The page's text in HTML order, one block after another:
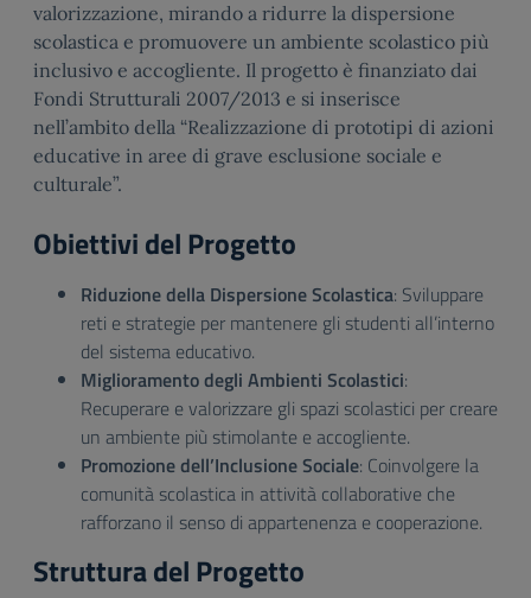
valorizzazione, mirando a ridurre la dispersione
scolastica e promuovere un ambiente scolastico più
inclusivo e accogliente. Il progetto è finanziato dai
Fondi Strutturali 2007/2013 e si inserisce
nell’ambito della “Realizzazione di prototipi di azioni
educative in aree di grave esclusione sociale e
culturale”.
Obiettivi del Progetto
Riduzione della Dispersione Scolastica: Sviluppare
reti e strategie per mantenere gli studenti all’interno
del sistema educativo.
Miglioramento degli Ambienti Scolastici:
Recuperare e valorizzare gli spazi scolastici per creare
un ambiente più stimolante e accogliente.
Promozione dell’Inclusione Sociale: Coinvolgere la
comunità scolastica in attività collaborative che
rafforzano il senso di appartenenza e cooperazione.
Struttura del Progetto